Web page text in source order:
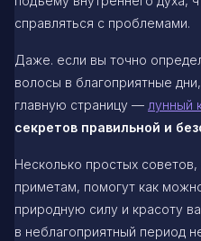
справляться с проблемами.
Даже. если вы точно
волосы в благоприятные
главную страницу — лунный
секретов правильной и
Несколько простых
приметам, помогут как
природную силу и красоту
в неблагоприятный период